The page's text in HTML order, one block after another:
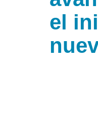
el